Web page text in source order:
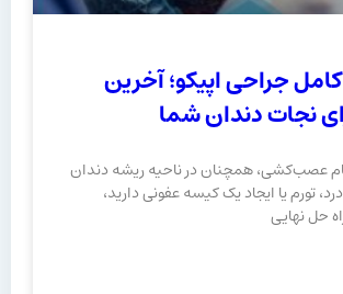
جراحی اپیکو؛ آخرین
نجات دندان شما
عصب‌کشی، همچنان در ناحیه ریشه دندان
تورم یا ایجاد یک کیسه عفونی دارید،
حل نهایی